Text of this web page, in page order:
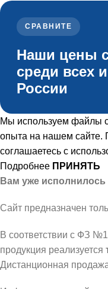
СРАВНИТЕ
Наши цены
среди всех
России
Мы используем файлы
опыта на нашем сайте.
соглашаетесь с
Подробнее ПРИНЯТЬ
Вам уже исполнилось
Сайт предназначен
В соответствии с ФЗ
продукция реализуется
Дистанционная